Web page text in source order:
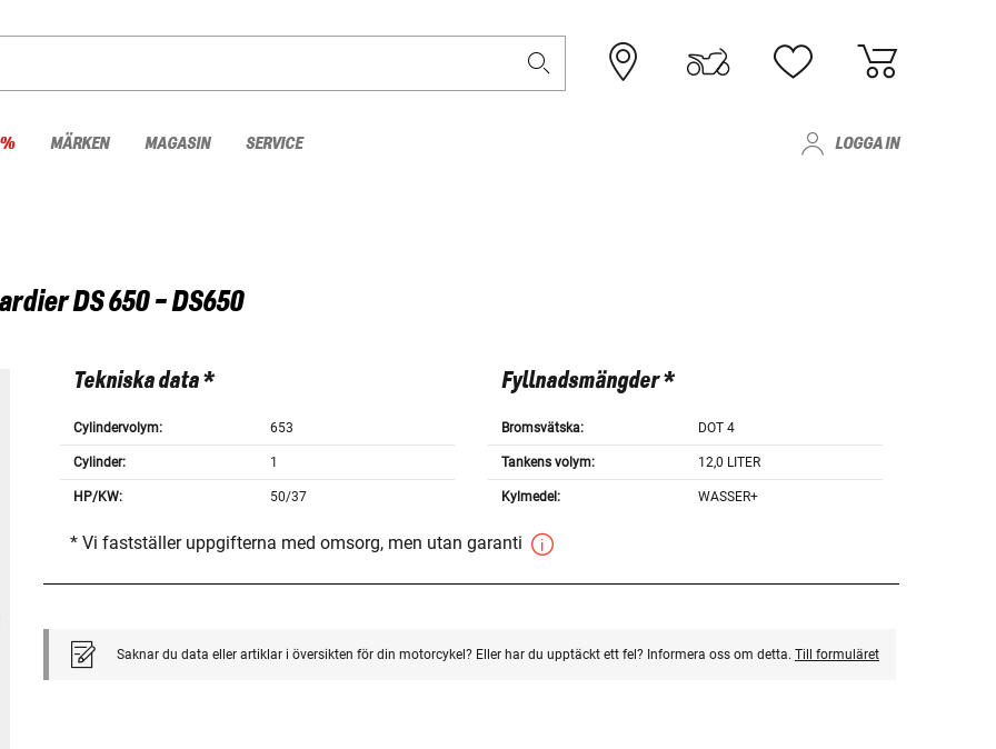
MÄRKEN MAGASIN SERVICE LOGGA IN
DS 650 - DS650
Tekniska data *
Cylindervolym: 653
Cylinder: 1
HP/KW: 50/37
Fyllnadsmängder *
Bromsvätska: DOT 4
Tankens volym: 12,0 LITER
Kylmedel: WASSER+
* Vi fastställer uppgifterna med omsorg, men utan garanti
Saknar du data eller artiklar i översikten för din motorcykel? Eller har du upptäckt ett fel? Informera oss om detta. Till formuläret